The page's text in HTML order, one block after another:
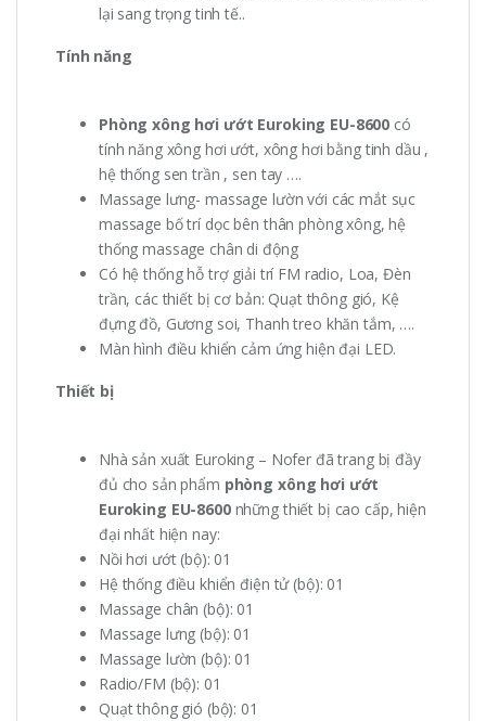
lại sang trọng tinh tế..
Tính năng
Phòng xông hơi ướt Euroking EU-8600 có
tính năng xông hơi ướt, xông hơi bằng tinh dầu ,
hệ thống sen trần , sen tay ….
Massage lưng- massage lườn với các mắt sục
massage bố trí dọc bên thân phòng xông, hệ
thống massage chân di động
Có hệ thống hỗ trợ giải trí FM radio, Loa, Đèn
trần, các thiết bị cơ bản: Quạt thông gió, Kệ
đựng đồ, Gương soi, Thanh treo khăn tắm, ….
Màn hình điều khiển cảm ứng hiện đại LED.
Thiết bị
Nhà sản xuất Euroking – Nofer đã trang bị đầy
đủ cho sản phẩm phòng xông hơi ướt
Euroking EU-8600 những thiết bị cao cấp, hiện
đại nhất hiện nay:
Nồi hơi ướt (bộ): 01
Hệ thống điều khiển điện tử (bộ): 01
Massage chân (bộ): 01
Massage lưng (bộ): 01
Massage lườn (bộ): 01
Radio/FM (bộ): 01
Quạt thông gió (bộ): 01